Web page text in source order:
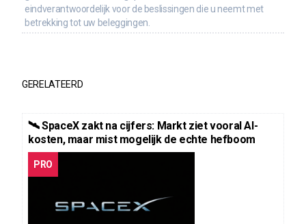
eindverantwoordelijk voor de beslissingen die u neemt met
betrekking tot uw beleggingen.
GERELATEERD
🛰️ SpaceX zakt na cijfers: Markt ziet vooral AI-
kosten, maar mist mogelijk de echte hefboom
PRO